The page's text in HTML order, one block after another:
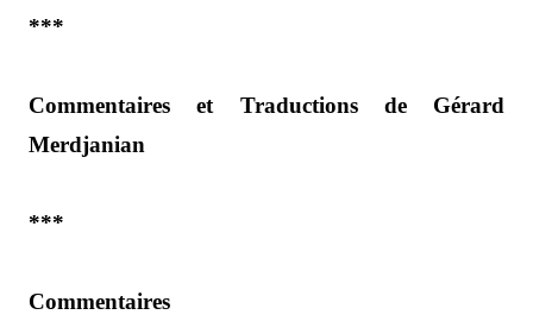
***
Commentaires et Traductions de Gérard
Merdjanian
***
Commentaires